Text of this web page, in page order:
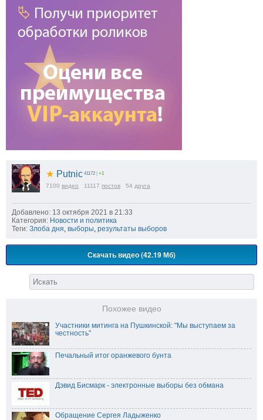
★ Putnic 41172 | +1
7100 видео 11117 постов 54 друга
Добавлено: 13 октября 2021 в 21:33
Категория: Новости и политика
Теги: Злоба дня выборы результаты выборов
Скачать видео (42.19 Мб)
Похожее видео
Участники митинга на Пушкинской: "Мы выступаем за
честность"
Печальный итог оранжевого бунта
Дэвид Бисмарк - электронные выборы без обмана
Обращение Сергея Ладыженко